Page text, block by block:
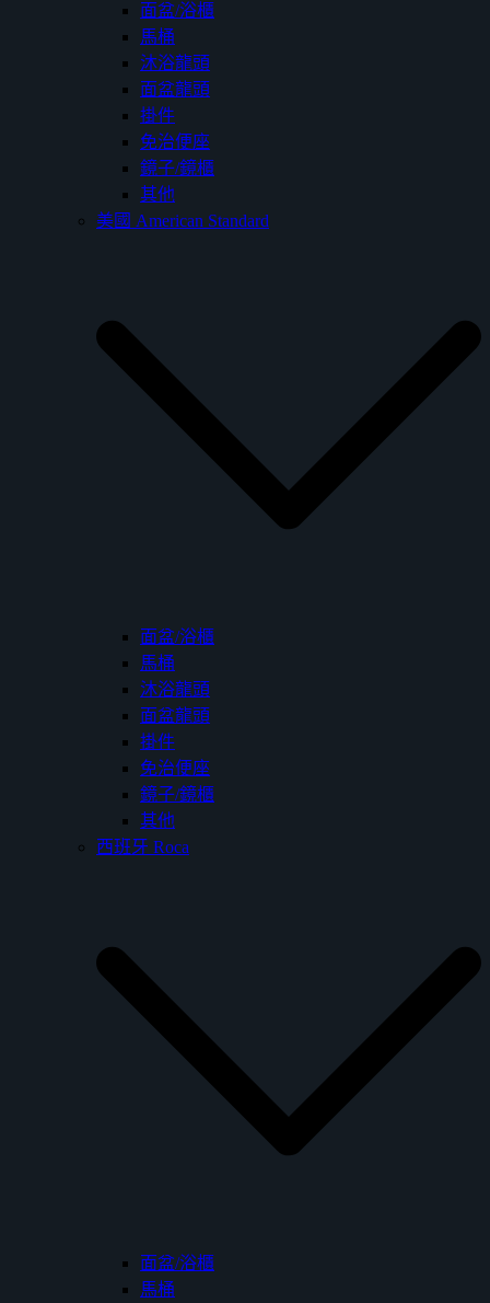
面盆/浴櫃
馬桶
沐浴龍頭
面盆龍頭
掛件
免治便座
鏡子/鏡櫃
其他
美國 American Standard
面盆/浴櫃
馬桶
沐浴龍頭
面盆龍頭
掛件
免治便座
鏡子/鏡櫃
其他
西班牙 Roca
面盆/浴櫃
馬桶